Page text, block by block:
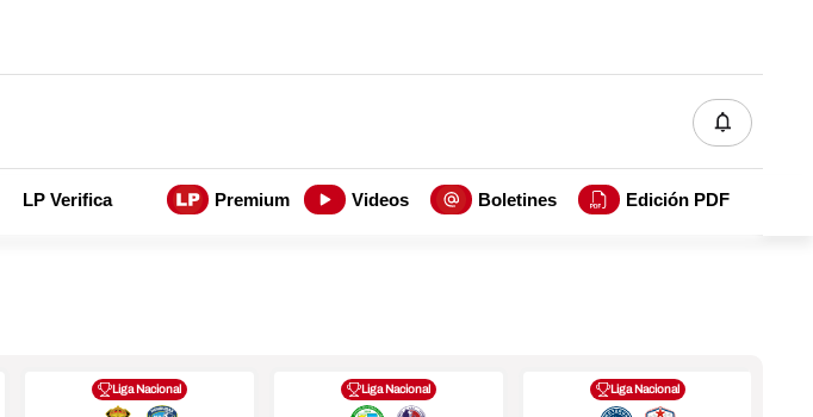
LP Verifica Premium Videos Boletines Edición PDF
Liga Nacional Liga Nacional Liga Nacional